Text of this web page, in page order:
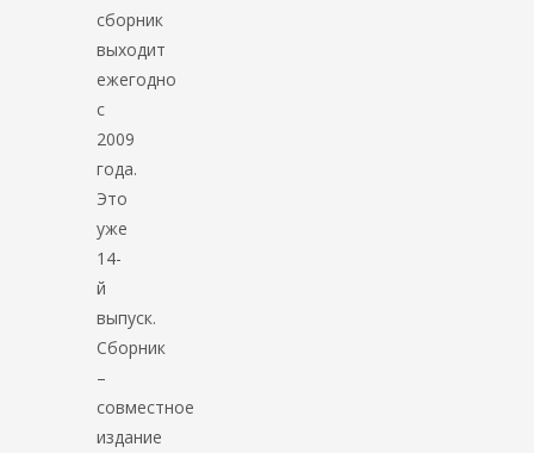
сборник
выходит
ежегодно
с
2009
года.
Это
уже
14-
й
выпуск.
Сборник
–
совместное
издание